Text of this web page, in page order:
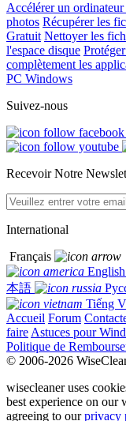
Accélérer un
photos Récupérer les
Gratuit Nettoyer les
l'espace disque
complètement les
PC Windows
Suivez-nous
Recevoir Notre
International
Français
English
本語
Tiếng
Accueil Forum
faire Astuces pour
Politique de
© 2006-2026
wisecleaner uses
best experience on our
agreeing to ourprivacy